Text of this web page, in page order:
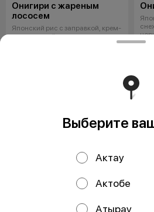
Онигири с жареным
лососем
Японский рис с заправкой, крем-
чиз, жареный лосось в соусе
соч
Выберите
Актау
Актобе
Атырау